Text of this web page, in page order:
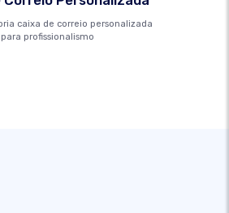
caixa de correio personalizada
para profissionalismo